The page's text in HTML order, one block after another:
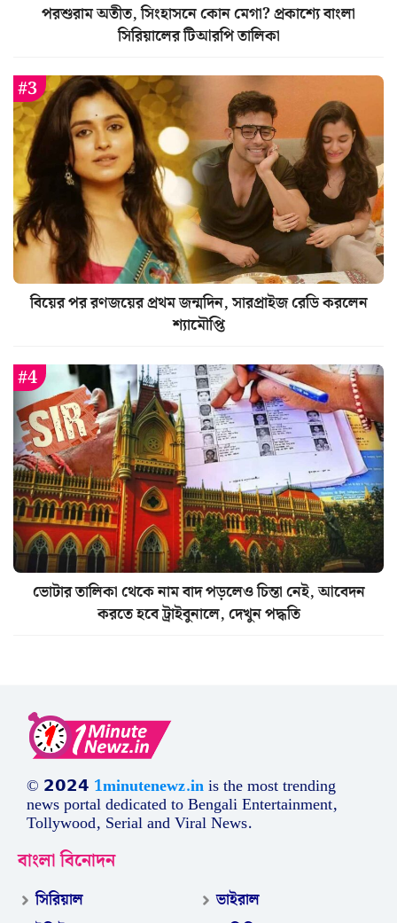
পরশুরাম অতীত, সিংহাসনে কোন মেগা? প্রকাশ্যে বাংলা
সিরিয়ালের টিআরপি তালিকা
বিয়ের পর রণজয়ের প্রথম জন্মদিন, সারপ্রাইজ রেডি করলেন
শ্যামৌপ্তি
ভোটার তালিকা থেকে নাম বাদ পড়লেও চিন্তা নেই, আবেদন
করতে হবে ট্রাইবুনালে, দেখুন পদ্ধতি
© 𝟮𝟬𝟮𝟰 1minutenewz.inis the most trending
news portal dedicated to Bengali Entertainment,
Tollywood, Serial and Viral News.
বাংলা বিনোদন
সিরিয়াল
ভাইরাল